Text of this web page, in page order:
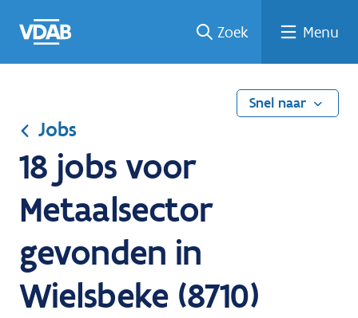
naar
een
een
job
naar
Zoek Menu
Snel naar
Jobs
18 jobs voor
Metaalsector
gevonden in
Wielsbeke (8710)